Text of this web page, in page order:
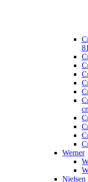
Werner
Nielsen